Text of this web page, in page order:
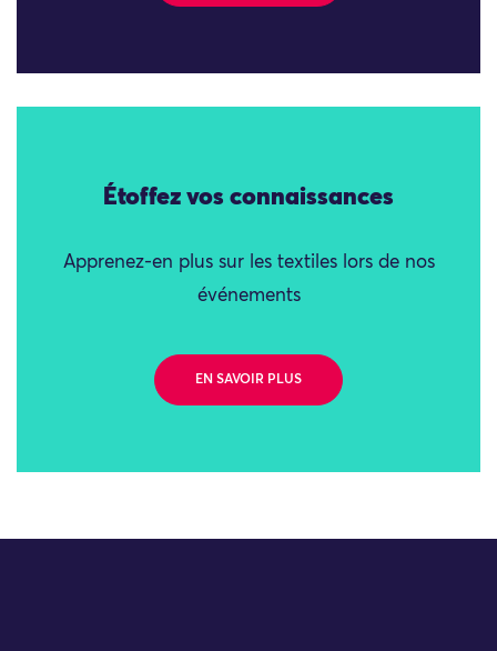
Étoffez vos connaissances
Apprenez-en plus sur les textiles lors de nos
événements
EN SAVOIR PLUS